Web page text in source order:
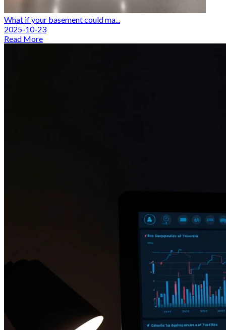
What if your basement could ma...
2025-10-23
Read More